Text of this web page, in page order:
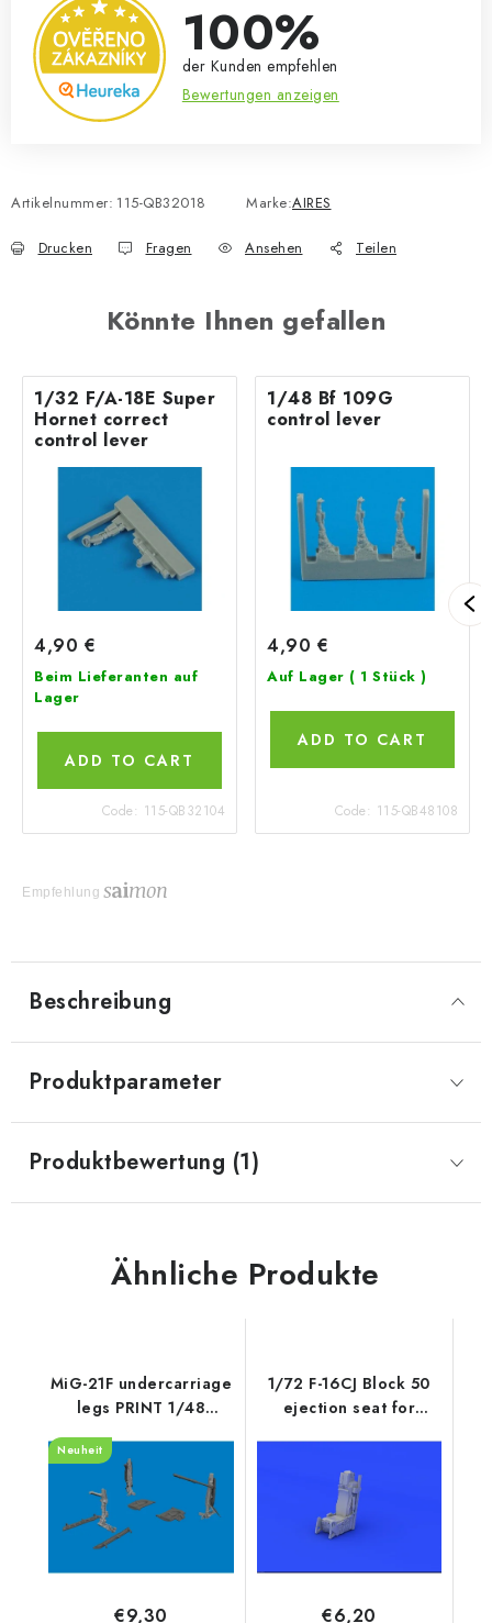
100%
der Kunden empfehlen
Bewertungen anzeigen
Artikelnummer: 115-QB32018 Marke:AIRES
Drucken Fragen Ansehen Teilen
Könnte Ihnen gefallen
1/32 F/A-18E Super
Hornet correct
control lever
4,90 €
Beim Lieferanten auf
Lager
ADD TO CART
Code: 115-QB32104
1/48 Bf 109G
control lever
4,90 €
Auf Lager ( 1 Stück )
ADD TO CART
Code: 115-QB48108
Empfehlung
Beschreibung
Produktparameter
Produktbewertung (1)
Ähnliche Produkte
MiG-21F undercarriage
legs PRINT 1/48
recommended for
EDUARD
Neuheit
€9,30
1/72 F-16CJ Block 50
ejection seat for
€6,20